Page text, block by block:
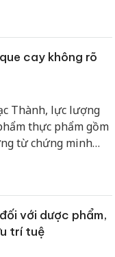
cay không rõ
Thành, lực lượng
thực phẩm gồm
từ chứng minh
với dược phẩm,
trí tuệ